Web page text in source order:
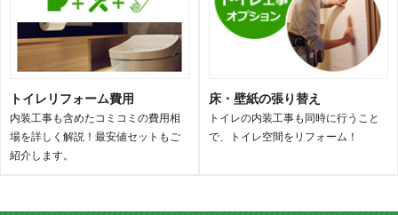
トイレリフォーム費用
内装工事も含めたコミコミの費用相
場を詳しく解説！最安値セットもご
紹介します。
床・壁紙の張り替え
トイレの内装工事も同時に行うこと
で、トイレ空間をリフォーム！